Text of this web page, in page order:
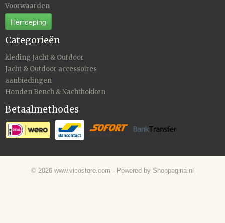
Voorwaarden
Herroeping
Categorieën
kleding Jacht & Outdoor
Jacht & Outdoor accessoires
aanbiedingen
Honden Bench & Nachthokken
Betaalmethodes
© 2026 www.vicostore.com - Powered by Shoppagina.nl